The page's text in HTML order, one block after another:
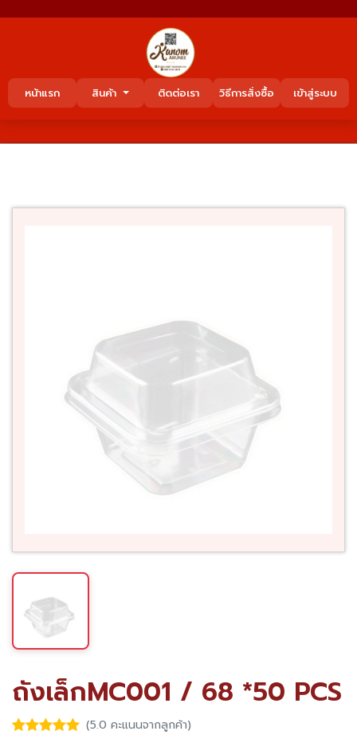
หน้าแรก สินค้า ติดต่อเรา วิธีการสั่งซื้อ เข้าสู่ระบบ
ถังเล็กMC001 / 68 *50 PCS
(5.0 คะแนนจากลูกค้า)